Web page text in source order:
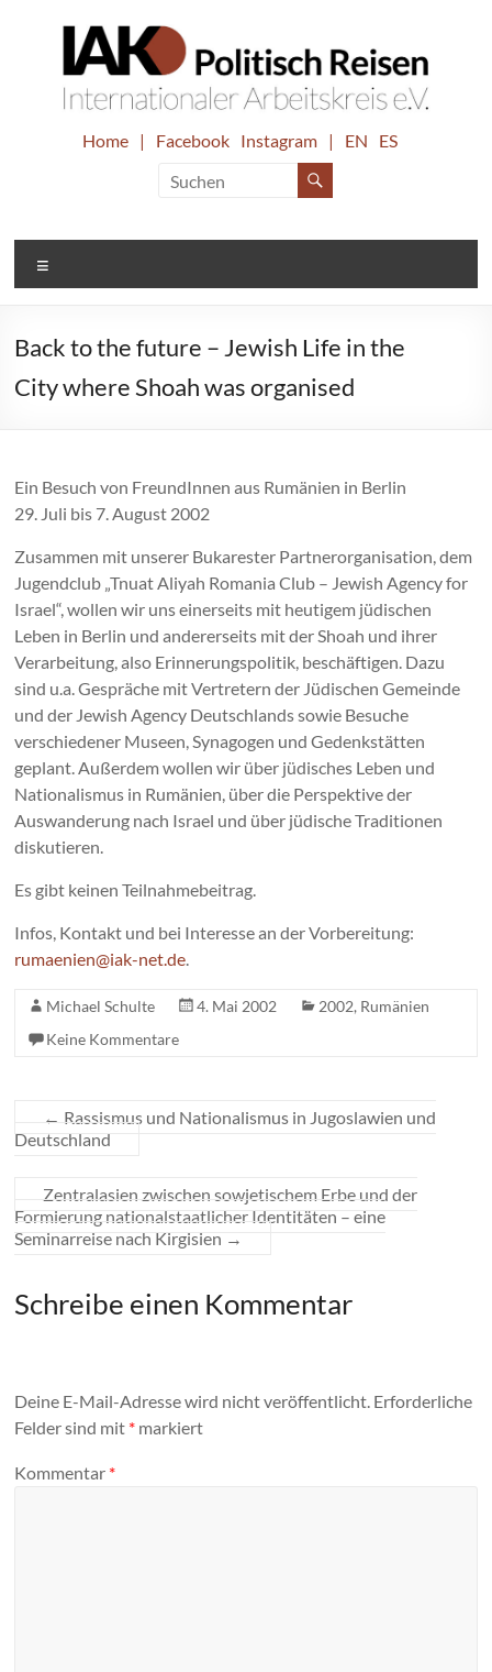
IAK.
Reisen
Internationaler
Home | Facebook Instagram | EN ES
Back to the future – Jewish Life in the
City where Shoah was organised
Ein Besuch von FreundInnen aus Rumänien in Berlin
29. Juli bis 7. August 2002
Zusammen mit unserer Bukarester Partnerorganisation, dem
Jugendclub „Tnuat Aliyah Romania Club – Jewish Agency for
Israel“, wollen wir uns einerseits mit heutigem jüdischen
Leben in Berlin und andererseits mit der Shoah und ihrer
Verarbeitung, also Erinnerungspolitik, beschäftigen. Dazu
sind u.a. Gespräche mit Vertretern der Jüdischen Gemeinde
und der Jewish Agency Deutschlands sowie Besuche
verschiedener Museen, Synagogen und Gedenkstätten
geplant. Außerdem wollen wir über jüdisches Leben und
Nationalismus in Rumänien, über die Perspektive der
Auswanderung nach Israel und über jüdische Traditionen
diskutieren.
Es gibt keinen Teilnahmebeitrag.
Infos, Kontakt und bei Interesse an der Vorbereitung:
rumaenien@iak-net.de.
Michael Schulte 4. Mai 2002 2002, Rumänien
Keine Kommentare
← Rassismus und Nationalismus in Jugoslawien und
Deutschland
Zentralasien zwischen sowjetischem Erbe und der
Formierung nationalstaatlicher Identitäten – eine
Seminarreise nach Kirgisien →
Schreibe einen Kommentar
Deine E-Mail-Adresse wird nicht veröffentlicht. Erforderliche
Felder sind mit * markiert
Kommentar *